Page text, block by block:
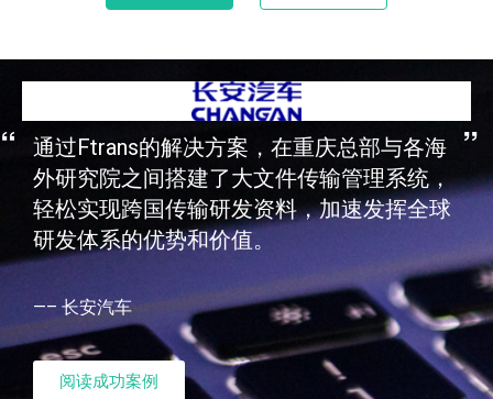
通过Ftrans的解决方案，在重庆总部与各海
外研究院之间搭建了大文件传输管理系统，
轻松实现跨国传输研发资料，加速发挥全球
研发体系的优势和价值。
—– 长安汽车
阅读成功案例